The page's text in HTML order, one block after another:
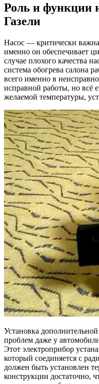
Роль и функции
Газели
Насос — критически
именно он обеспечивает
случае плохого качества
система обогрева салона
всего именно в
исправной работы, но всё
желаемой температуры,
Установка
проблем даже у
Этот электроприбор
который соединяется с
должен быть установлен
конструкции достаточно,